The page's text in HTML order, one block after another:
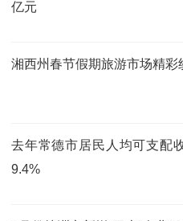
亿元
湘西州春节假期旅游市场精
去年常德市居民人均可支配
9.4%